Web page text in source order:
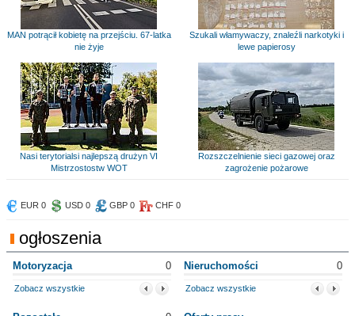
MAN potrącił kobietę na przejściu. 67-latka
nie żyje
Szukali włamywaczy, znaleźli narkotyki i
lewe papierosy
Nasi terytorialsi najlepszą drużyn VI
Mistrzostostw WOT
Rozszczelnienie sieci gazowej oraz
zagrożenie pożarowe
EUR 0 USD 0 GBP 0 CHF 0
ogłoszenia
Motoryzacja 0
Zobacz wszystkie
Nieruchomości 0
Zobacz wszystkie